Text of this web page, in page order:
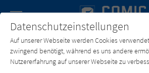
SUCHE Forum Charts
Datenschutzeinstellungen
Auf unserer Webseite werden Cookies
zwingend benötigt, während es uns andere
Nutzererfahrung auf unserer Webseite zu